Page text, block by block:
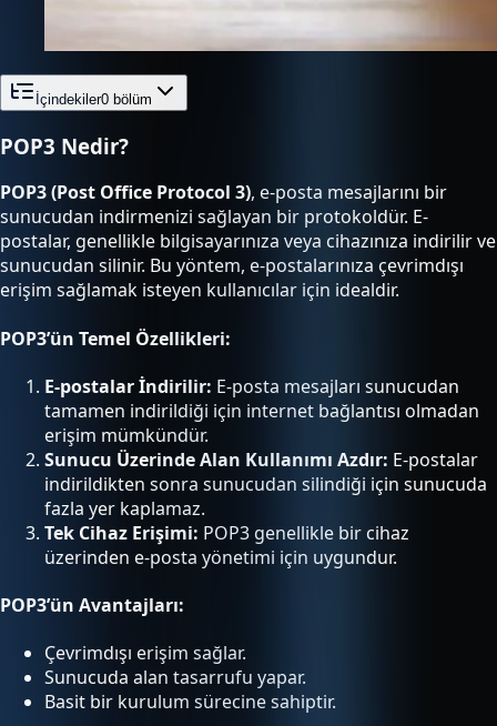
İçindekiler0 bölüm
POP3 Nedir?
POP3 (Post Office Protocol 3), e-posta mesajlarını bir
sunucudan indirmenizi sağlayan bir protokoldür. E-
postalar, genellikle bilgisayarınıza veya cihazınıza indirilir ve
sunucudan silinir. Bu yöntem, e-postalarınıza çevrimdışı
erişim sağlamak isteyen kullanıcılar için idealdir.
POP3’ün Temel Özellikleri:
E-postalar İndirilir: E-posta mesajları sunucudan
tamamen indirildiği için internet bağlantısı olmadan
erişim mümkündür.
Sunucu Üzerinde Alan Kullanımı Azdır: E-postalar
indirildikten sonra sunucudan silindiği için sunucuda
fazla yer kaplamaz.
Tek Cihaz Erişimi: POP3 genellikle bir cihaz
üzerinden e-posta yönetimi için uygundur.
POP3’ün Avantajları:
Çevrimdışı erişim sağlar.
Sunucuda alan tasarrufu yapar.
Basit bir kurulum sürecine sahiptir.